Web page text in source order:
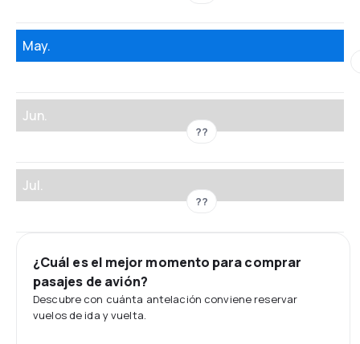
May.
Jun.
??
Jul.
??
¿Cuál es el mejor momento para comprar
pasajes de avión?
Descubre con cuánta antelación conviene reservar
vuelos de ida y vuelta.